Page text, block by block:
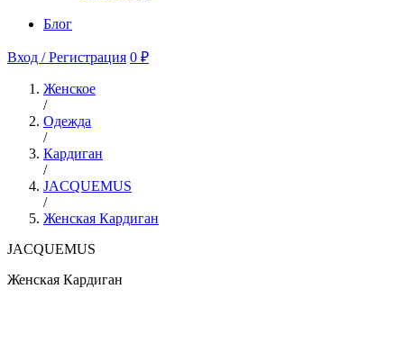
Блог
Вход / Регистрация 0 ₽
Женское
/
Одежда
/
Кардиган
/
JACQUEMUS
/
Женская Кардиган
JACQUEMUS
Женская Кардиган